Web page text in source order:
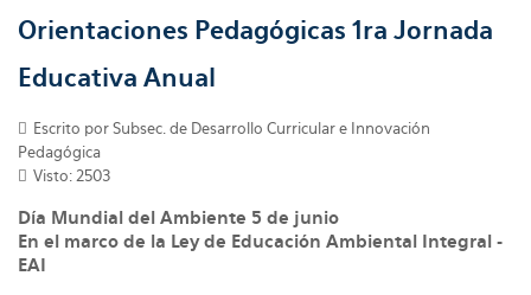
Orientaciones Pedagógicas 1ra Jornada
Educativa Anual
Escrito por Subsec. de Desarrollo Curricular e Innovación
Pedagógica
Visto: 2503
Día Mundial del Ambiente 5 de junio
En el marco de la Ley de Educación Ambiental Integral -
EAI